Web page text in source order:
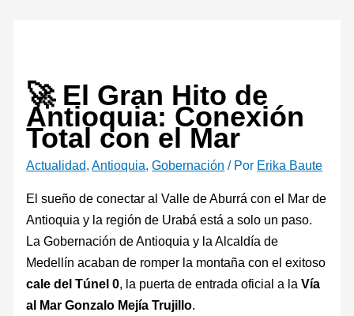
🚀 El Gran Hito de
Antioquia: Conexión
Total con el Mar
Actualidad,Antioquia,Gobernación / Por Erika Baute
El sueño de conectar al Valle de Aburrá con el Mar de
Antioquia y la región de Urabá está a solo un paso.
La Gobernación de Antioquia y la Alcaldía de
Medellín acaban de romper la montaña con el exitoso
cale del Túnel 0, la puerta de entrada oficial a laVía
al Mar Gonzalo Mejía Trujillo.